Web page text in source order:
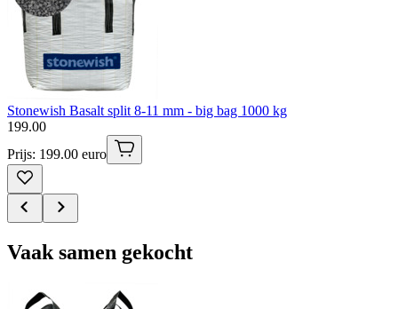
Stonewish Basalt split 8-11 mm - big bag 1000 kg
199.00
Prijs: 199.00 euro
Vaak samen gekocht